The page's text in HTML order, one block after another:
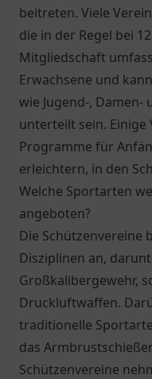
beitreten. Viele
die in der Regel bei
Mitgliedschaft
Erwachsene und
wie Jugend-,
unterteilt sein. Einige
Programme für
erleichtern, in den
Welche Sportarten
angeboten?
Die Schützenvereine
Disziplinen an,
Großkalibergewehr,
Druckluftwaffen.
traditionelle
das
Schützenvereine